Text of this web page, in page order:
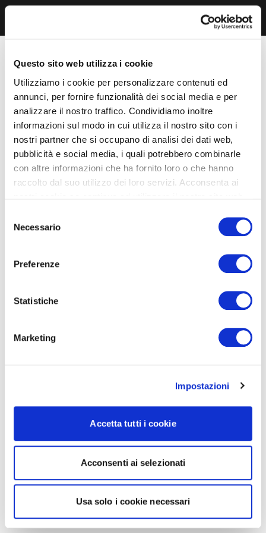
Questo sito web utilizza i cookie
Utilizziamo i cookie per personalizzare contenuti ed
annunci, per fornire funzionalità dei social media e per
analizzare il nostro traffico. Condividiamo inoltre
informazioni sul modo in cui utilizza il nostro sito con i
nostri partner che si occupano di analisi dei dati web,
pubblicità e social media, i quali potrebbero combinarle
con altre informazioni che ha fornito loro o che hanno
raccolto dal suo utilizzo dei loro servizi. Acconsenta ai
delNecessario
Preferenze
Statistiche
Marketing
Impostazioni
Accetta tutti i cookie
Acconsenti ai selezionati
Usa solo i cookie necessari